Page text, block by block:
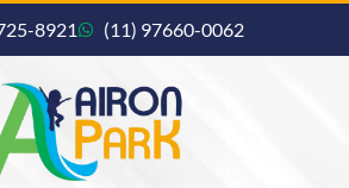
8921 (11) 97660-0062